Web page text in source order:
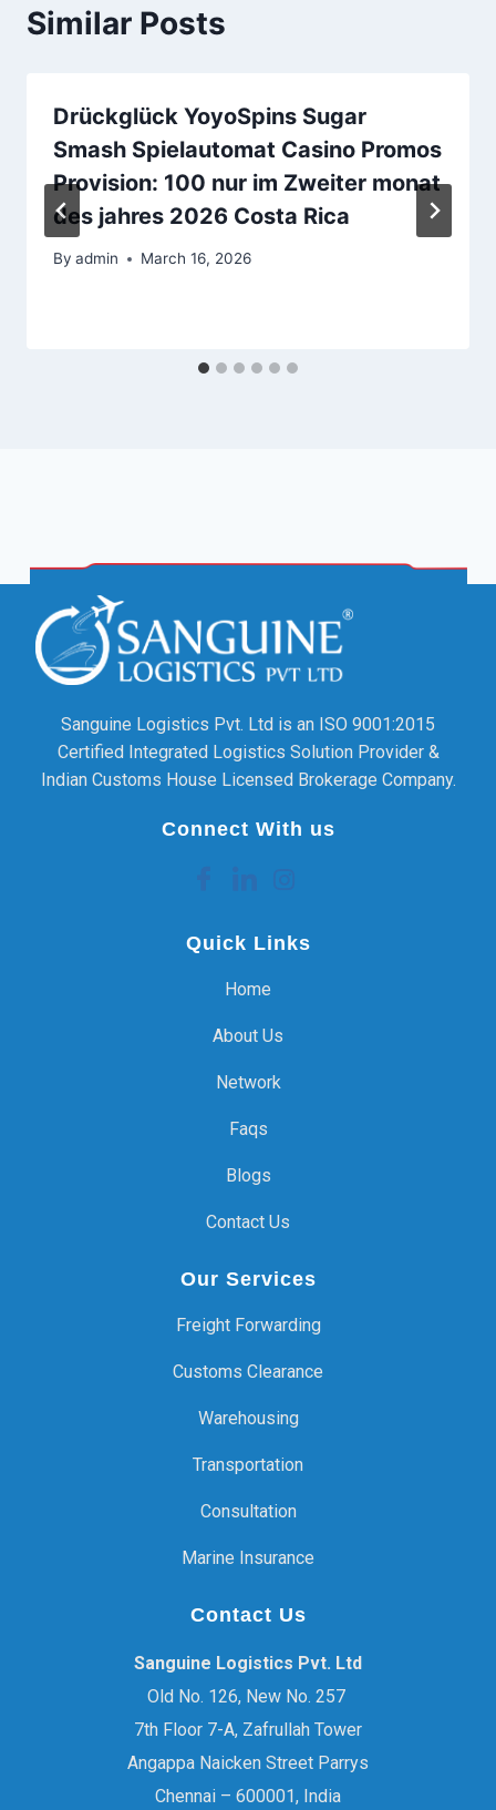
Similar Posts
Drückglück YoyoSpins Sugar
Smash Spielautomat Casino Promos
Provision: 100 nur im Zweiter monat
des jahres 2026 Costa Rica
By admin March 16, 2026
Sanguine Logistics Pvt. Ltd is an ISO 9001:2015
Certified Integrated Logistics Solution Provider &
Indian Customs House Licensed Brokerage Company.
Connect With us
Quick Links
Home
About Us
Network
Faqs
Blogs
Contact Us
Our Services
Freight Forwarding
Customs Clearance
Warehousing
Transportation
Consultation
Marine Insurance
Contact Us
Sanguine Logistics Pvt. Ltd
Old No. 126, New No. 257
7th Floor 7-A, Zafrullah Tower
Angappa Naicken Street Parrys
Chennai – 600001, India